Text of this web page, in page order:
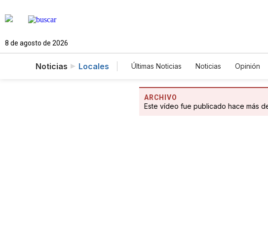
8 de agosto de 2026
Noticias Locales Últimas Noticias Noticias Opinión
ARCHIVO
Este vídeo fue publicado hace más